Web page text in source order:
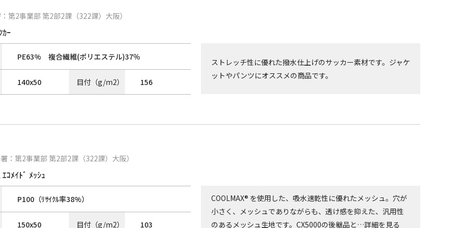
第2事業部 第2部2課（322課）大阪）
ｶｰ
PE63% 複合繊維(ポリエステル)37％
140x50 目付（g/m2） 156
ストレッチ性に優れた撥水仕上げのサッカー素材です。ジャケ
ットやパンツにオススメの商品です。
：第2事業部 第2部2課（322課）大阪）
ｺﾒｲﾄﾞ ﾒｯｼｭ
P100（ﾘｻｲｸﾙ率38%）
150x50 目付（g/m2） 103
COOLMAX® を使用した、吸水速乾性に優れたメッシュ。穴が
小さく、メッシュでありながらも、透け感を抑えた、汎用性
のあるメッシュ生地です。CX5000の後継品と…詳細を見る